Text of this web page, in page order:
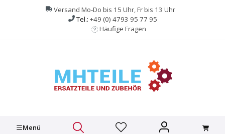
springen
Versand Mo-Do bis 15 Uhr, Fr bis 13 Uhr
Tel.: +49 (0) 4793 95 77 95
Häufige Fragen
Menü